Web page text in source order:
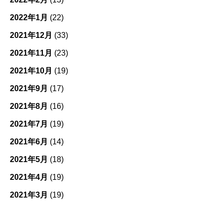
2022年1月 (22)
2021年12月 (33)
2021年11月 (23)
2021年10月 (19)
2021年9月 (17)
2021年8月 (16)
2021年7月 (19)
2021年6月 (14)
2021年5月 (18)
2021年4月 (19)
2021年3月 (19)